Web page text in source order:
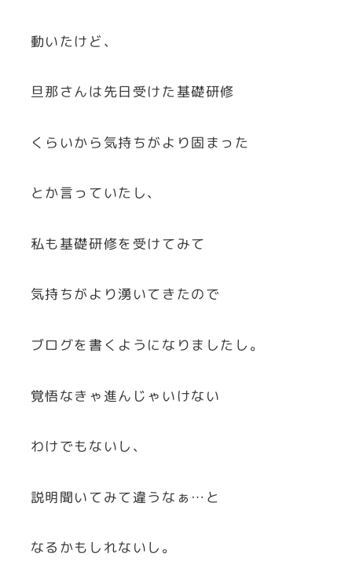
動いたけど、
旦那さんは先日受けた基礎研修
くらいから気持ちがより固まった
とか言っていたし、
私も基礎研修を受けてみて
気持ちがより湧いてきたので
ブログを書くようになりましたし。
覚悟なきゃ進んじゃいけない
わけでもないし、
説明聞いてみて違うなぁ…と
なるかもしれないし。